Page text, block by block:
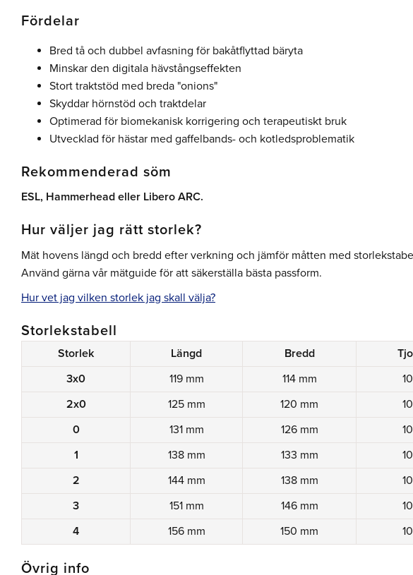
Fördelar
Bred tå och dubbel avfasning för bakåtflyttad bäryta
Minskar den digitala hävstångseffekten
Stort traktstöd med breda "onions"
Skyddar hörnstöd och traktdelar
Optimerad för biomekanisk korrigering och terapeutiskt bruk
Utvecklad för hästar med gaffelbands- och kotledsproblematik
Rekommenderad söm
ESL, Hammerhead eller Libero ARC.
Hur väljer jag rätt storlek?
Mät hovens längd och bredd efter verkning och jämför måtten med
Använd gärna vår mätguide för att säkerställa bästa passform.
Hur vet jag vilken storlek jag skall välja?
Storlekstabell
Storlek Längd Bredd
3x0
119 mm 114 mm
2x0
125 mm 120 mm
0
131 mm 126 mm
1
138 mm 133 mm
2
144 mm 138 mm
3
151 mm 146 mm
4
156 mm 150 mm
Övrig info